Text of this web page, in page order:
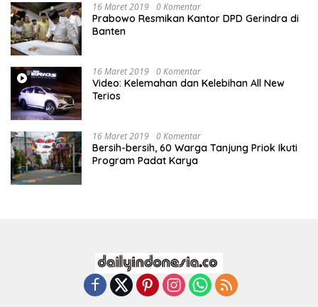
16 Maret 2019 0 Komentar
Prabowo Resmikan Kantor DPD Gerindra di
Banten
16 Maret 2019 0 Komentar
Video: Kelemahan dan Kelebihan All New
Terios
16 Maret 2019 0 Komentar
Bersih-bersih, 60 Warga Tanjung Priok Ikuti
Program Padat Karya